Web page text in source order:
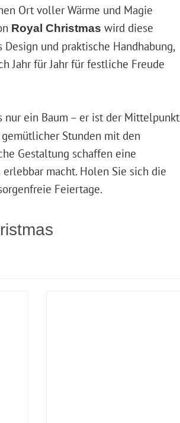
Ort voller Wärme und Magie
Royal Christmas wird diese
und praktische Handhabung,
Jahr für Jahr für festliche Freude
nur ein Baum – er ist der Mittelpunkt
Stunden mit den
Gestaltung schaffen eine
macht. Holen Sie sich die
Feiertage.